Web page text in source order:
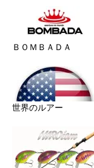
ＢＯＭＢＡＤＡ
世界のルアー